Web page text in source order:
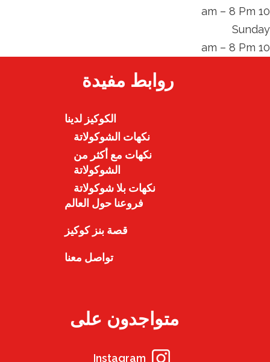
10 am – 8 Pm
Sunday
10 am – 8 Pm
روابط مفيدة
الكوكيز لدينا
نكهات الشوكولاتة
نكهات مع أكثر من
الشوكولاتة
نكهات بلا شوكولاتة
فروعنا حول العالم
قصة بنز كوكيز
تواصل معنا
متواجدون على
Instagram